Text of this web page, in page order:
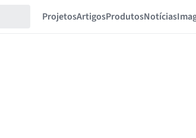
ProjetosArtigosProdutosNotícias